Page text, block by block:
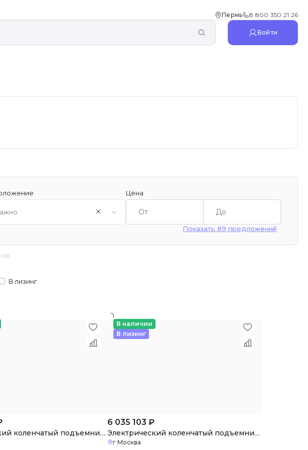
Пермь 8 800 350 21 26
Войти
Цена
Показать 89 предложений
В лизинг
Электрический коленчатый подъемник XGA16ACK
В наличии
В лизинг
6 035 103 ₽
Электрический коленчатый подъемник XGA18ACK
г Москва